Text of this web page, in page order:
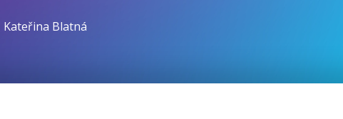
Kateřina Blatná